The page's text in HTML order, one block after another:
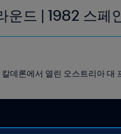
운드 | 1982 스페
데론에서 열린 오스트리아 대